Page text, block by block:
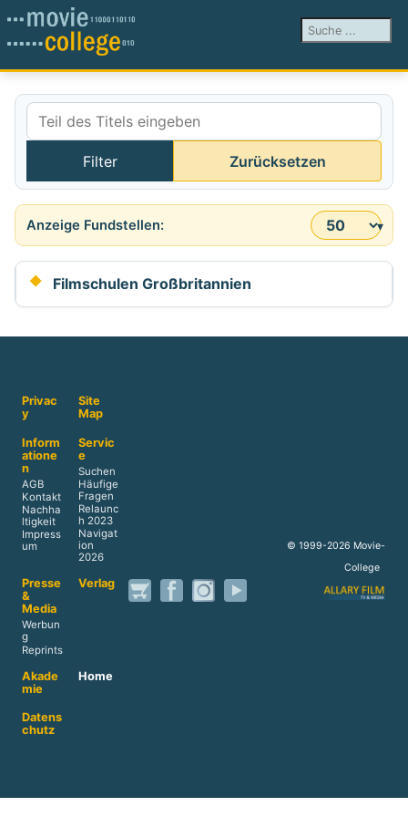
Suchen ...
Teil des Titels eingeben
Filter Zurücksetzen
Anzeige #
Filmschulen Großbritannien
Privac
y
Site
Map
Inform
atione
n
AGB
Kontakt
Nachha
ltigkeit
Impress
um
Servic
e
Suchen
Häufige
Fragen
Relaunc
h 2023
Navigat
ion
2026
Presse
&
Media
Werbun
g
Reprints
Verlag
Akade
mie
Home
Datens
chutz
© 1999-2026 Movie-
College